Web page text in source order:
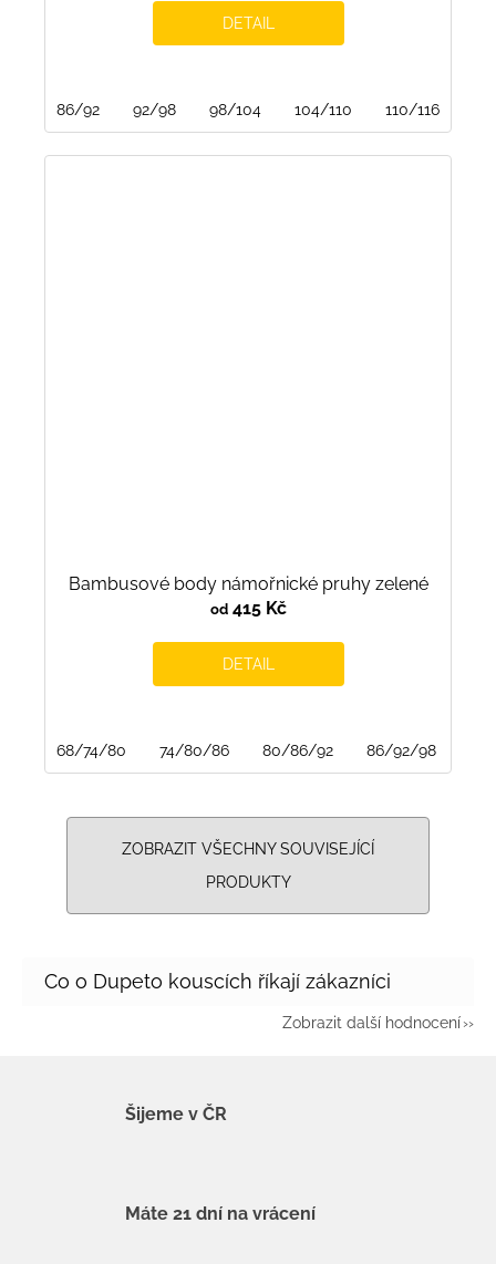
DETAIL
86/92 92/98 98/104 104/110 110/116
Bambusové body námořnické pruhy zelené
od415 Kč
DETAIL
68/74/80 74/80/86 80/86/92 86/92/98
ZOBRAZIT VŠECHNY SOUVISEJÍCÍ
PRODUKTY
Zobrazit další hodnocení
Šijeme v ČR
Máte 21 dní na vrácení